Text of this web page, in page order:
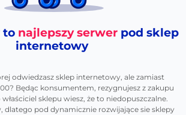
to najlepszy serwer pod sklep
internetowy
odwiedzasz sklep internetowy, ale zamiast
Będąc konsumentem, rezygnujesz z zakupu
sklepu wiesz, że to niedopuszczalne.
dlatego pod dynamicznie rozwijające sie sklepy